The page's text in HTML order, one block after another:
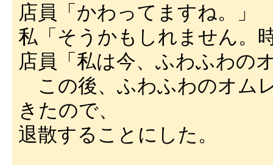
店員「かわってますね。」
私「そうかもしれません。
店員「私は今、ふわふわの
この後、ふわふわのオム
きたので、
退散することにした。